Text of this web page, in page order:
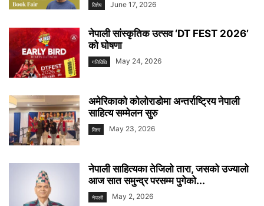
विशेष June 17, 2026
नेपाली सांस्कृतिक उत्सव ‘DT FEST 2026’
को घोषणा
गतिविधि May 24, 2026
अमेरिकाको कोलोराडोमा अन्तर्राष्ट्रिय नेपाली
साहित्य सम्मेलन सुरु
विश्व May 23, 2026
नेपाली साहित्यका तेजिलो तारा, जसको उज्यालो
आज सात समुन्द्र परसम्म पुगेको...
नेपाली May 2, 2026